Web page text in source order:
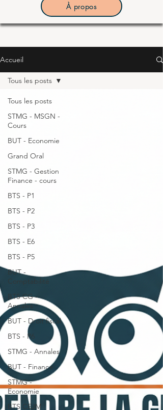
À propos
Accueil
Tous les posts
STMG - MSGN -
Cours
BUT - Economie
Grand Oral
STMG - Gestion
Finance - cours
BTS - P1
BTS - P2
BTS - P3
BTS - E6
BTS - P5
BUT -
Comptabilité
BTS CG -
Annales
BUT - Droit fiscal
BTS - P6
STMG - Annales
BUT - Finance
STMG -
Economie
BTS CEJM
Tous les posts